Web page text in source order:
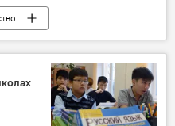
важных дат 2026